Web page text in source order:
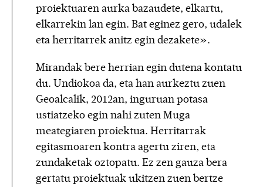
proiektuaren aurka bazaudete, elkartu,
elkarrekin lan egin. Bat eginez gero, udalek
eta herritarrek anitz egin dezakete».
Mirandak bere herrian egin dutena kontatu
du. Undiokoa da, eta han aurkeztu zuen
Geoalcalik, 2012an, inguruan potasa
ustiatzeko egin nahi zuten Muga
meategiaren proiektua. Herritarrak
egitasmoaren kontra agertu ziren, eta
zundaketak oztopatu. Ez zen gauza bera
gertatu proiektuak ukitzen zuen bertze